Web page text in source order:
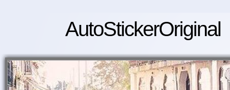
AutoStickerOriginal